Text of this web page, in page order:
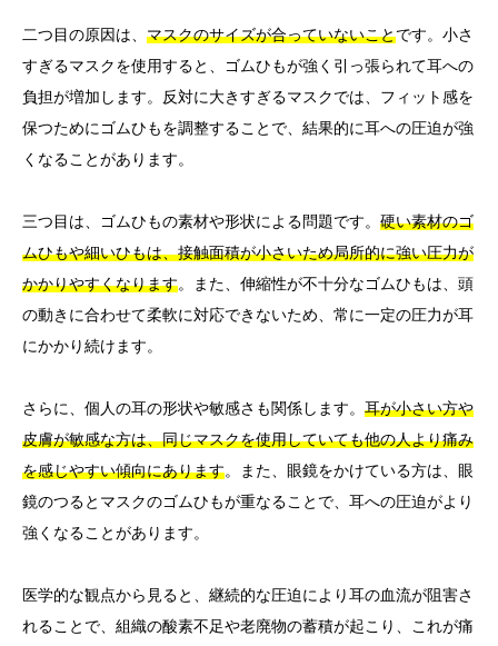
二つ目の原因は、 マスクのサイズが合っていないことです。小さ
すぎるマスクを使用すると、ゴムひもが強く引っ張られて耳への
負担が増加します。反対に大きすぎるマスクでは、フィット感を
保つためにゴムひもを調整することで、結果的に耳への圧迫が強
くなることがあります。
三つ目は、ゴムひもの素材や形状による問題です。 硬い素材のゴ
ムひもや細いひもは、接触面積が小さいため局所的に強い圧力が
かかりやすくなります。また、伸縮性が不十分なゴムひもは、頭
の動きに合わせて柔軟に対応できないため、常に一定の圧力が耳
にかかり続けます。
さらに、個人の耳の形状や敏感さも関係します。 耳が小さい方や
皮膚が敏感な方は、同じマスクを使用していても他の人より痛み
を感じやすい傾向にあります。また、眼鏡をかけている方は、眼
鏡のつるとマスクのゴムひもが重なることで、耳への圧迫がより
強くなることがあります。
医学的な観点から見ると、継続的な圧迫により耳の血流が阻害さ
れることで、組織の酸素不足や老廃物の蓄積が起こり、これが痛